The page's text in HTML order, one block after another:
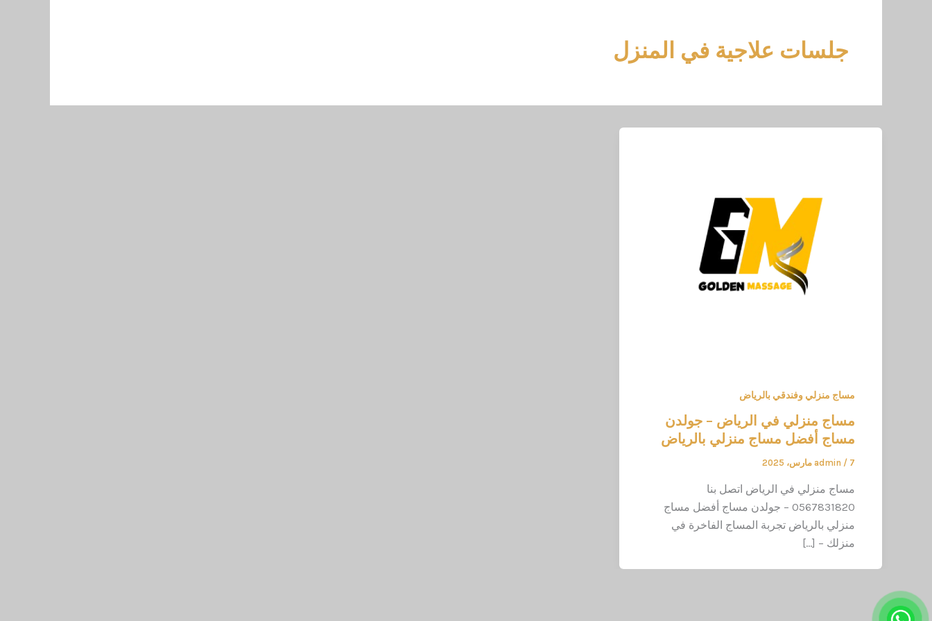
جلسات علاجية في المنزل
مساج منزلي وفندقي بالرياض
مساج منزلي في الرياض – جولدن
مساج أفضل مساج منزلي بالرياض
admin / 7 مارس، 2025
مساج منزلي في الرياض اتصل بنا
0567831820 – جولدن مساج أفضل مساج
منزلي بالرياض تجربة المساج الفاخرة في
منزلك – […]